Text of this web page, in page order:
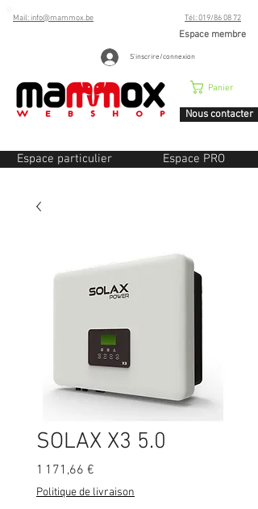
Mail: info@mammox.be Tél: 019/86 08 72
Espace membre
S'inscrire/connexion
Panier
Nous contacter
Espace particulier Espace PRO
SOLAX X3 5.0
1 171,66 €
Politique de livraison